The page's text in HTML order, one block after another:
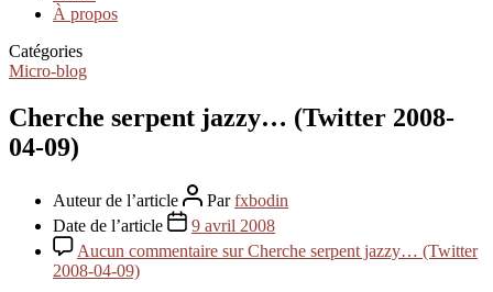
À propos
Catégories
Micro-blog
Cherche serpent jazzy… (Twitter 2008-
04-09)
Auteur de l’article Parfxbodin
Date de l’article
9 avril 2008
Aucun commentaire sur Cherche serpent jazzy… (Twitter
2008-04-09)